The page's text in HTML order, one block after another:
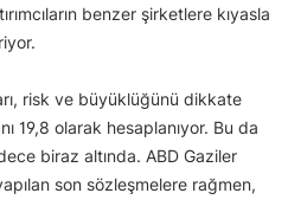
benzer şirketlere kıyasla
risk ve büyüklüğünü dikkate
19,8 olarak hesaplanıyor. Bu da
biraz altında. ABD Gaziler
son sözleşmelere rağmen,